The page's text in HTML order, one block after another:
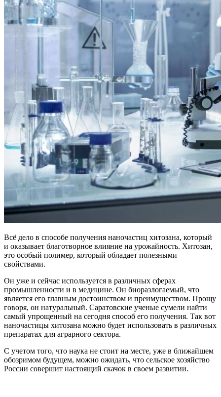
Всё дело в способе получения наночастиц хитозана, который
и оказывает благотворное влияние на урожайность. Хитозан,
это особый полимер, который обладает полезными
свойствами.
Он уже и сейчас используется в различных сферах
промышленности и в медицине. Он биоразлогаемый, что
является его главным достоинством и преимуществом. Прощу
говоря, он натуральный. Саратовские ученые сумели найти
самый упрощенный на сегодня способ его получения. Так вот
наночастицы хитозана можно будет использовать в различных
препаратах для аграрного сектора.
С учетом того, что наука не стоит на месте, уже в ближайшем
обозримом будущем, можно ожидать, что сельское хозяйство
России совершит настоящий скачок в своем развитии.